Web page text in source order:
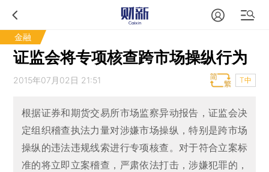
金融
证监会将专项核查跨市场操纵行为
2015年07月02日 21:51 T中
根据证券和期货交易所市场监察异动报告，证监会决
定组织稽查执法力量对涉嫌市场操纵，特别是跨市场
操纵的违法违规线索进行专项核查。对于符合立案标
准的将立即立案稽查，严肃依法打击，涉嫌犯罪的，